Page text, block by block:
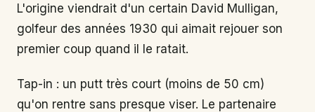
L'origine viendrait d'un certain David Mulligan,
golfeur des années 1930 qui aimait rejouer son
premier coup quand il le ratait.
Tap-in : un putt très court (moins de 50 cm)
qu'on rentre sans presque viser. Le partenaire